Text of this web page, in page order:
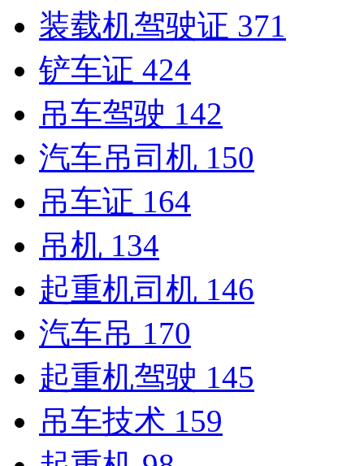
装载机驾驶证 371
铲车证 424
吊车驾驶 142
汽车吊司机 150
吊车证 164
吊机 134
起重机司机 146
汽车吊 170
起重机驾驶 145
吊车技术 159